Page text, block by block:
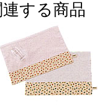
連する商品